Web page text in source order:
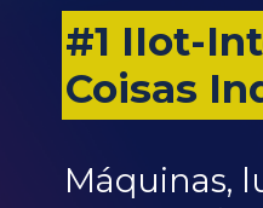
#1 IIot-
Coisas
Máquinas,